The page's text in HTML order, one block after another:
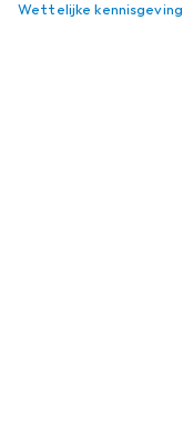
Wettelijke kennisgeving